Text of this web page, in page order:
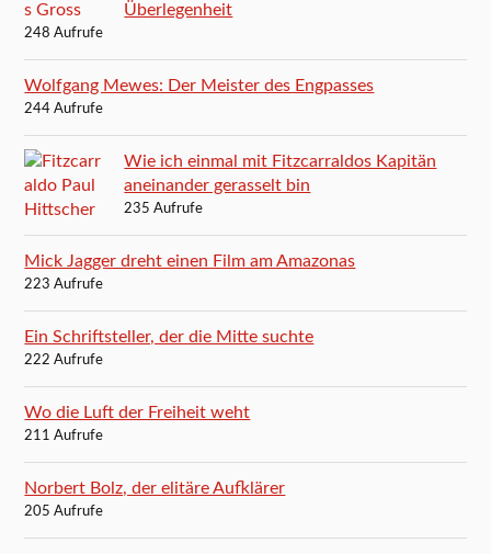
Überlegenheit
248 Aufrufe
Wolfgang Mewes: Der Meister des Engpasses
244 Aufrufe
Wie ich einmal mit Fitzcarraldos Kapitän
aneinander gerasselt bin
235 Aufrufe
Mick Jagger dreht einen Film am Amazonas
223 Aufrufe
Ein Schriftsteller, der die Mitte suchte
222 Aufrufe
Wo die Luft der Freiheit weht
211 Aufrufe
Norbert Bolz, der elitäre Aufklärer
205 Aufrufe